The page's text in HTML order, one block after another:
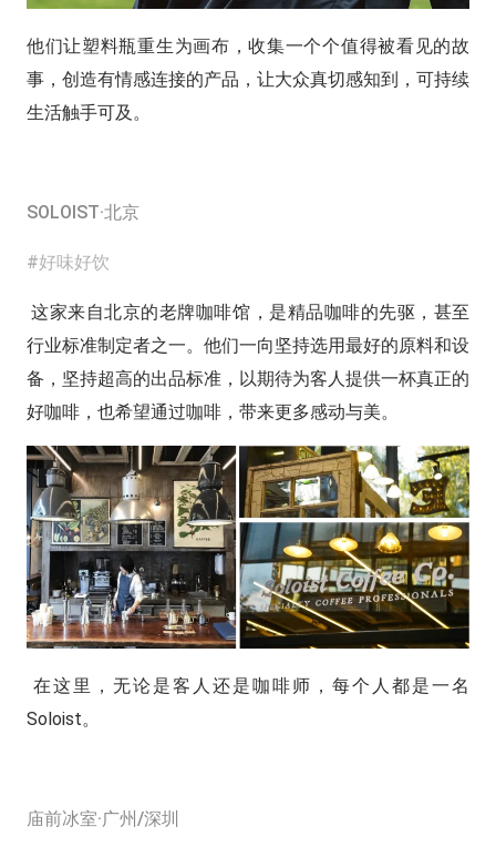
他们让塑料瓶重生为画布，收集一个个值得被看见的故
事，创造有情感连接的产品，让大众真切感知到，可持续
生活触手可及。
SOLOIST·北京
#好味好饮
这家来自北京的老牌咖啡馆，是精品咖啡的先驱，甚至
行业标准制定者之一。他们一向坚持选用最好的原料和设
备，坚持超高的出品标准，以期待为客⼈提供一杯真正的
好咖啡，也希望通过咖啡，带来更多感动与美。
在这里，无论是客人还是咖啡师，每个人都是一名
Soloist。
庙前冰室·广州/深圳